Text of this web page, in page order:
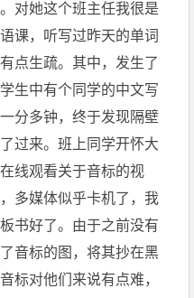
对她这个班主任我很是
课，听写过昨天的单词
点生疏。其中，发生了
生中有个同学的中文写
分多钟，终于发现隔壁
过来。班上同学开怀大
线观看关于音标的视
多媒体似乎卡机了，我
书好了。由于之前没有
音标的图，将其抄在黑
标对他们来说有点难，